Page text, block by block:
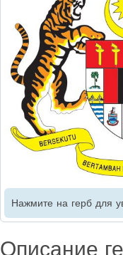
Нажмите на герб для
Описание